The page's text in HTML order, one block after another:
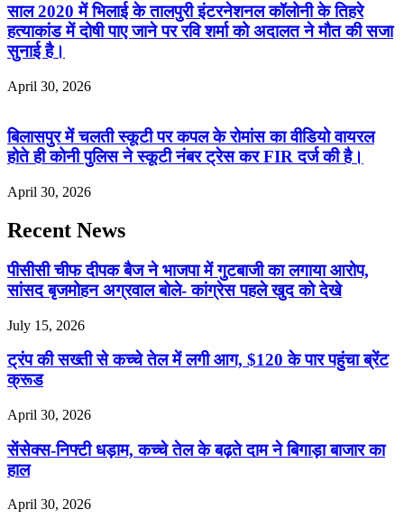
साल 2020 में भिलाई के तालपुरी इंटरनेशनल कॉलोनी के तिहरे
हत्याकांड में दोषी पाए जाने पर रवि शर्मा को अदालत ने मौत की सजा
सुनाई है।
April 30, 2026
बिलासपुर में चलती स्कूटी पर कपल के रोमांस का वीडियो वायरल
होते ही कोनी पुलिस ने स्कूटी नंबर ट्रेस कर FIR दर्ज की है।
April 30, 2026
Recent News
पीसीसी चीफ दीपक बैज ने भाजपा में गुटबाजी का लगाया आरोप,
सांसद बृजमोहन अग्रवाल बोले- कांग्रेस पहले खुद को देखे
July 15, 2026
ट्रंप की सख्ती से कच्चे तेल में लगी आग, $120 के पार पहुंचा ब्रेंट
क्रूड
April 30, 2026
सेंसेक्स-निफ्टी धड़ाम, कच्चे तेल के बढ़ते दाम ने बिगाड़ा बाजार का
हाल
April 30, 2026